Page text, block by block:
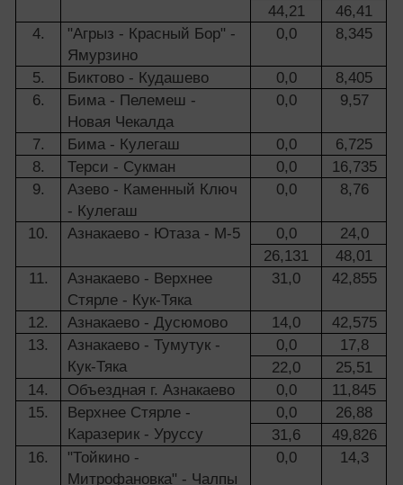
44,21
46,41
4.
"Агрыз - Красный Бор" -
Ямурзино
0,0 8,345
5. Биктово - Кудашево 0,0
8,405
6.
Бима - Пелемеш -
Новая Чекалда
0,0 9,57
7. Бима - Кулегаш 0,0
6,725
8.
Терси - Сукман 0,0
16,735
9.
Азево - Каменный Ключ
- Кулегаш
0,0 8,76
10. Азнакаево - Ютаза - М-5 0,0
24,0
26,131
48,01
11.
Азнакаево - Верхнее
Стярле - Кук-Тяка
31,0 42,855
12. Азнакаево - Дусюмово 14,0
42,575
13.
Азнакаево - Тумутук -
Кук-Тяка
0,0
17,8
22,0
25,51
14.
Объездная г. Азнакаево 0,0
11,845
15.
Верхнее Стярле -
Каразерик - Уруссу
0,0
26,88
31,6
49,826
16.
"Тойкино -
Митрофановка" - Чалпы
0,0 14,3